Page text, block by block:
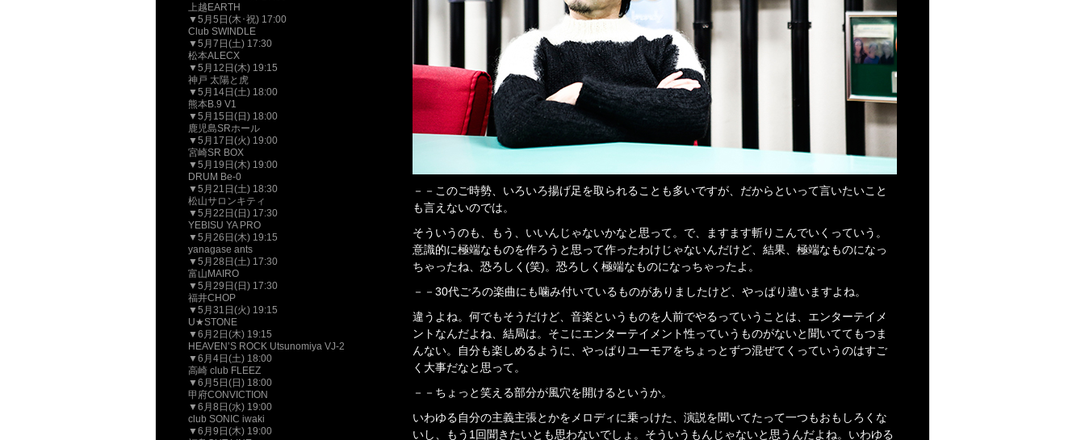
－－このご時勢、いろいろ揚げ足を取られることも多いですが、だからといって言いたいこと
も言えないのでは。
そういうのも、もう、いいんじゃないかなと思って。で、ますます斬りこんでいくっていう。
意識的に極端なものを作ろうと思って作ったわけじゃないんだけど、結果、極端なものになっ
ちゃったね、恐ろしく(笑)。恐ろしく極端なものになっちゃったよ。
－－30代ごろの楽曲にも噛み付いているものがありましたけど、やっぱり違いますよね。
違うよね。何でもそうだけど、音楽というものを人前でやるっていうことは、エンターテイメ
ントなんだよね、結局は。そこにエンターテイメント性っていうものがないと聞いててもつま
んない。自分も楽しめるように、やっぱりユーモアをちょっとずつ混ぜてくっていうのはすご
く大事だなと思って。
－－ちょっと笑える部分が風穴を開けるというか。
いわゆる自分の主義主張とかをメロディに乗っけた、演説を聞いてたって一つもおもしろくな
いし、もう1回聞きたいとも思わないでしょ。そういうもんじゃないと思うんだよね。いわゆる
上越EARTH
▼5月5日(木･祝) 17:00
Club SWINDLE
▼5月7日(土) 17:30
松本ALECX
▼5月12日(木) 19:15
神戸 太陽と虎
▼5月14日(土) 18:00
熊本B.9 V1
▼5月15日(日) 18:00
鹿児島SRホール
▼5月17日(火) 19:00
宮崎SR BOX
▼5月19日(木) 19:00
DRUM Be-0
▼5月21日(土) 18:30
松山サロンキティ
▼5月22日(日) 17:30
YEBISU YA PRO
▼5月26日(木) 19:15
yanagase ants
▼5月28日(土) 17:30
富山MAIRO
▼5月29日(日) 17:30
福井CHOP
▼5月31日(火) 19:15
U★STONE
▼6月2日(木) 19:15
HEAVEN’S ROCK Utsunomiya VJ-2
▼6月4日(土) 18:00
高崎 club FLEEZ
▼6月5日(日) 18:00
甲府CONVICTION
▼6月8日(水) 19:00
club SONIC iwaki
▼6月9日(木) 19:00